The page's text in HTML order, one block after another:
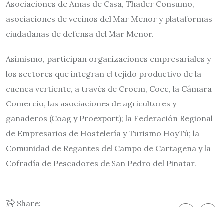
Asociaciones de Amas de Casa, Thader Consumo,
asociaciones de vecinos del Mar Menor y plataformas
ciudadanas de defensa del Mar Menor.
Asimismo, participan organizaciones empresariales y
los sectores que integran el tejido productivo de la
cuenca vertiente, a través de Croem, Coec, la Cámara
Comercio; las asociaciones de agricultores y
ganaderos (Coag y Proexport); la Federación Regional
de Empresarios de Hostelería y Turismo HoyTú; la
Comunidad de Regantes del Campo de Cartagena y la
Cofradía de Pescadores de San Pedro del Pinatar.
Share: